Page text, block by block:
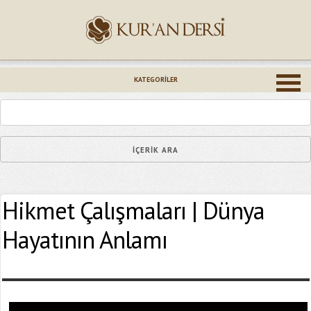
KATEGORILER
Hikmet Çalışmaları | Dünya
Hayatının Anlamı
Epostanız (*)
Yaşadığınız Hatanın Ayrıntıları